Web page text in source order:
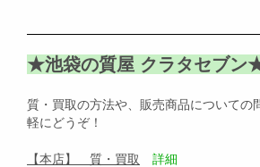
★池袋の質屋 クラタセブン
質・買取の方法や、販売商品についての
軽にどうぞ！
【本店】 質・買取
詳細